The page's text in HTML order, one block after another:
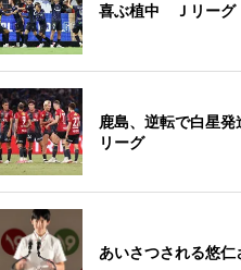
喜ぶ植中 Ｊリーグ
鹿島、逆転で白星
リーグ
あいさつされる悠仁